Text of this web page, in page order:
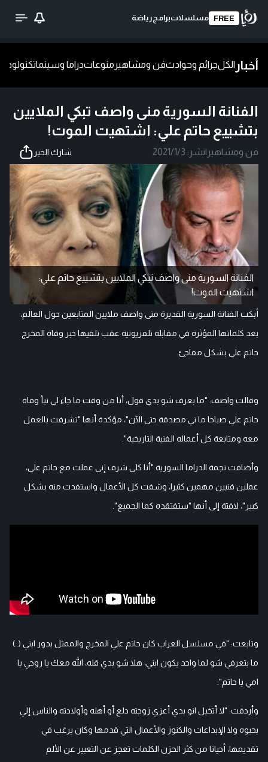
FREE مسلسلاتبرامج رياضة
أخبار الكلجرائم وحوادثفن ومشاهير منوعاتدراما وسينماتكنولوجيا
الفنانة السورية منى واصف تبكي الملايين
بتشييع حاتم علي: اشتهيت الموت!
فن ومشاهير |نشر: 2021/1/3 شارك الخبر
الفنانة السورية منى واصف تبكي الملايين بتشييع حاتم علي:
اشتهيت الموت!
أبكت الفنانة السورية القديرة منى واصف ملايين المتابعين حول العالم،
بعد كلماتها المؤثرة في مقابلة تلفزيونية عقب تلقيها خبر وفاة المخرج
حاتم علي بشكل مفاجئ.
وقالت واصف: "ما بعرف شو بدي قول، أنا من وقت ما جاء لي نبأ وفاة
حاتم علي صباحا ما ني مصدقة حتى الآن"، مؤكدة أنها "تشرفت بالعمل
معه ومتابعة كل أعماله الفنية التاريخية".
وأضافت نجمة الدراما السورية "أنا كلي شرف إني عملت مع حاتم علي،
عملين فنيين مهمين كثيرا، وشفت كل الأعمال واستفدت منه بشكل
كبير"، لافتة إلى أنها "ستفتقده كما الجميع".
وتابعت: "في مسلسل العراب كان حاتم علي المخرج والممثل بدور ابني (..)
ما بتعرفي شو لما واحد يكون ابني، هلا شو بدي قله، الله معك يا روحي يا
امي يا حاتم".
وأردفت: "لا أتخيل انو بدي أعزي زوجته دلع أو أهله وأولادته والناس إلي
بحبوه ولا الإبداعات والكنوز والأعمال التي قدمها وكان يرغب في
تقديمها، أحيانا من كثر الحزن الكلمات تعجز عن التعبير عن الألم